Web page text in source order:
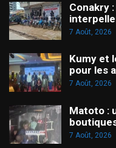
Conakry
7 Août, 2026
Kumy et
pour les
7 Août, 2026
Matoto :
7 Août, 2026